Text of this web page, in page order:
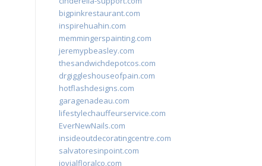
bigpinkrestaurant.com
inspirehuahin.com
memmingerspainting.com
jeremypbeasley.com
thesandwichdepotcos.com
drgiggleshouseofpain.com
hotflashdesigns.com
garagenadeau.com
lifestylechauffeurservice.com
EverNewNails.com
insideoutdecoratingcentre.com
salvatoresinpoint.com
jovialfloralco.com